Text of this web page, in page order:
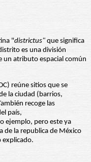
"districtus" que significa
es una división
un atributo espacial común
reúne sitios que se
la ciudad (barrios,
recoge las
país,
ejemplo, pero este ya
de la republica de México
explicado.